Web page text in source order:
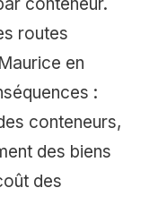
routes
en
:
conteneurs,
des biens
des